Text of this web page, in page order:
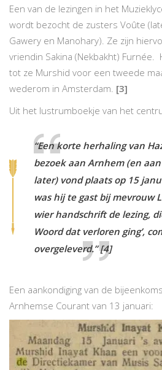
Een van de lezingen in het
wordt bezocht de zusters Voûte
Gawery en Manohary). Ze zijn
vriendin Sakina (Nekbakht) Furnée.
tot ze Murshid voor een tweede
wederom in Amsterdam. [3]
Uit het lustrumboekje van het
“Een korte herhaling van
bezoek aan Arnhem (en
later) vond plaats op 15
was hij te gast bij mevrouw
wier handschrift de lezing,
Woord dat verloren ging’,
overgeleverd.”[4]
Een aankondiging van de
Arnhemse Courant van 13 januari: